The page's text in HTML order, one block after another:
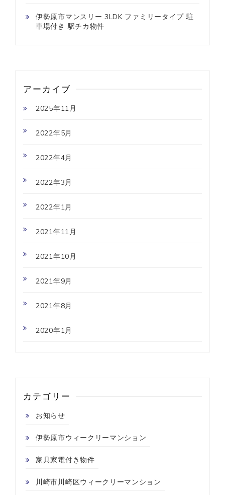
伊勢原市マンスリー 3LDK ファミリータイプ 駐
車場付き 駅チカ物件
アーカイブ
2025年11月
2022年5月
2022年4月
2022年3月
2022年1月
2021年11月
2021年10月
2021年9月
2021年8月
2020年1月
カテゴリー
お知らせ
伊勢原市ウィークリーマンション
家具家電付き物件
川崎市川崎区ウィークリーマンション